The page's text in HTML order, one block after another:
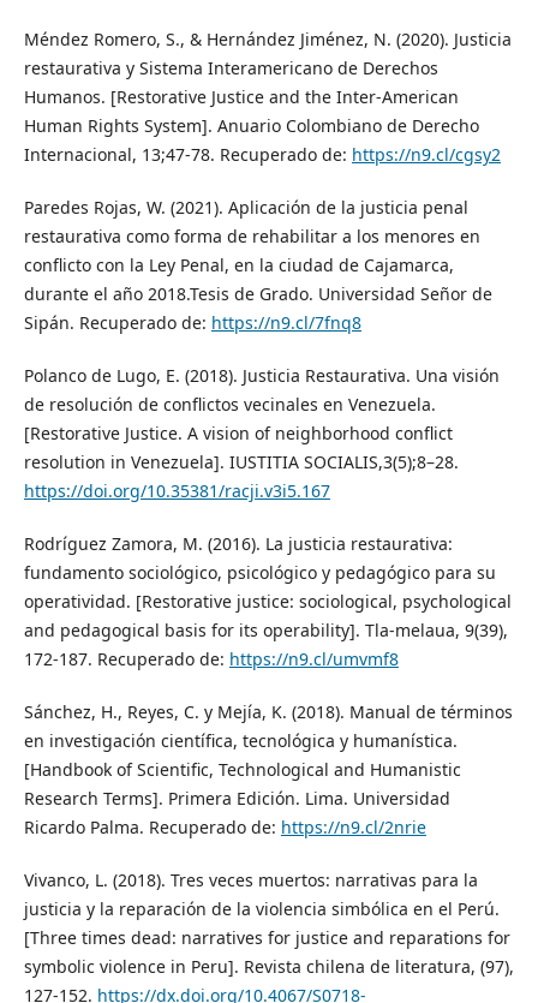
Méndez Romero, S., & Hernández Jiménez, N. (2020). Justicia
restaurativa y Sistema Interamericano de Derechos
Humanos. [Restorative Justice and the Inter-American
Human Rights System]. Anuario Colombiano de Derecho
Internacional, 13;47-78. Recuperado de: https://n9.cl/cgsy2
Paredes Rojas, W. (2021). Aplicación de la justicia penal
restaurativa como forma de rehabilitar a los menores en
conflicto con la Ley Penal, en la ciudad de Cajamarca,
durante el año 2018.Tesis de Grado. Universidad Señor de
Sipán. Recuperado de: https://n9.cl/7fnq8
Polanco de Lugo, E. (2018). Justicia Restaurativa. Una visión
de resolución de conflictos vecinales en Venezuela.
[Restorative Justice. A vision of neighborhood conflict
resolution in Venezuela]. IUSTITIA SOCIALIS,3(5);8–28.
https://doi.org/10.35381/racji.v3i5.167
Rodríguez Zamora, M. (2016). La justicia restaurativa:
fundamento sociológico, psicológico y pedagógico para su
operatividad. [Restorative justice: sociological, psychological
and pedagogical basis for its operability]. Tla-melaua, 9(39),
172-187. Recuperado de: https://n9.cl/umvmf8
Sánchez, H., Reyes, C. y Mejía, K. (2018). Manual de términos
en investigación científica, tecnológica y humanística.
[Handbook of Scientific, Technological and Humanistic
Research Terms]. Primera Edición. Lima. Universidad
Ricardo Palma. Recuperado de: https://n9.cl/2nrie
Vivanco, L. (2018). Tres veces muertos: narrativas para la
justicia y la reparación de la violencia simbólica en el Perú.
[Three times dead: narratives for justice and reparations for
symbolic violence in Peru]. Revista chilena de literatura, (97),
127-152. https://dx.doi.org/10.4067/S0718-